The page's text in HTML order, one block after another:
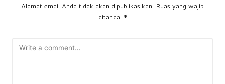
Alamat email Anda tidak akan dipublikasikan. Ruas yang wajib
ditandai *